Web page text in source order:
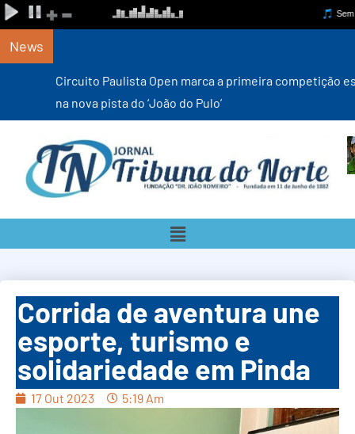
News
Circuito Paulista Open marca a primeira competição estadual
na nova pista do ‘João do Pulo’
Corrida de aventura une
esporte, turismo e
solidariedade em Pinda
17 Out 2023 5:19 Am